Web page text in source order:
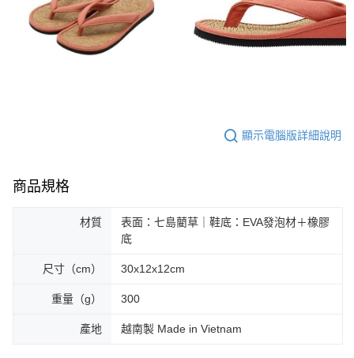
顯示電腦版詳細說明
商品規格
材質
表面：七島藺草｜鞋底：EVA發泡材＋橡膠
底
尺寸（cm） 30x12x12cm
重量（g） 300
產地 越南製 Made in Vietnam